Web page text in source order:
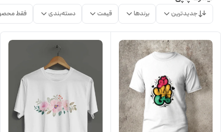
جدیدترین برندها قیمت دسته‌بندی فقط